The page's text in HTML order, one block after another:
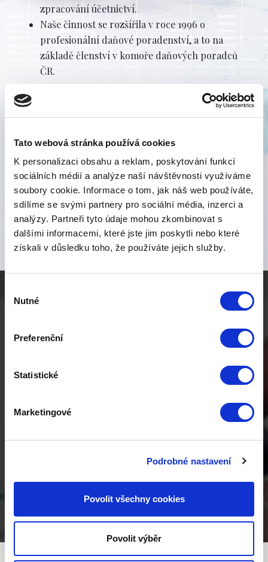
Tato webová stránka používá cookies
K personalizaci obsahu a reklam, poskytování funkcí
sociálních médií a analýze naší návštěvnosti využíváme
soubory cookie. Informace o tom, jak náš web používáte,
sdílíme se svými partnery pro sociální média, inzerci a
analýzy. Partneři tyto údaje mohou zkombinovat s
dalšími informacemi, které jste jim poskytli nebo které
získali v důsledku toho, že používáte jejich služby.
souhlasu
Nutné
Preferenční
Statistické
Marketingové
Podrobné nastavení
Povolit všechny cookies
Povolit výběr
zpracování účetnictví.
Naše činnost se rozšířila v roce 1996 o
profesionální daňové poradenství, a to na
základě členství v komoře daňových poradců
ČR.
Účetní a daňová kancelář Jakub Výborný, se při
zákonem č. 523/1992 Sb. o daňovém poradenství a
KDP ČR, a Stanovami Komory. Společnost je tak po
celou dobu výkonu daňového poradenství pojištěna.
Za případnou námi způsobenou škodu tak ručí
pojišťovna (až do výše 3 mil. Kč).
nebo si objednat službu
Neváhejte nás
kontaktovat
CHCI ZAVOLAT